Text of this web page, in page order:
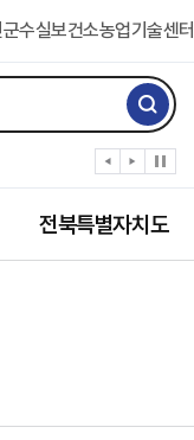
수실보건소농업기술센터
전북특별자치도